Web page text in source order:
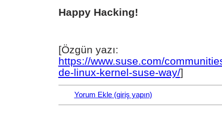
Happy Hacking!
[Özgün yazı:
https://www.suse.com/
de-linux-kernel-suse-way/]
Yorum Ekle (giriş yapın)